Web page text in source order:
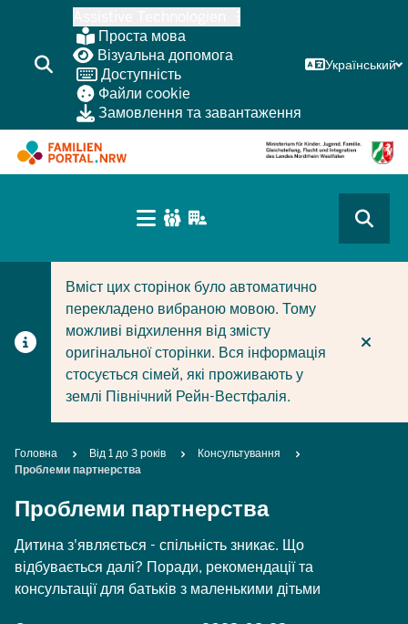
основного
змісту
Проста мова
Візуальна допомога
Доступність
Файли cookie
Замовлення та завантаження
Український
CURRENT SECTION ДЛЯ КОМПАНІЙ/
CURRENT SECTION ДЛЯ СІМЕЙ
(BÜRGERBEREICH
Вміст цих сторінок було автоматично
перекладено вибраною мовою. Тому
можливі відхилення від змісту
оригінальної сторінки. Вся інформація
стосується сімей, які проживають у
землі Північний Рейн-Вестфалія.
Breadcrumb
Головна Від 1 до 3 років
Консультування
Проблеми партнерства
Проблеми партнерства
Дитина з'являється - спільність зникає. Що
відбувається далі? Поради, рекомендації та
консультації для батьків з маленькими дітьми